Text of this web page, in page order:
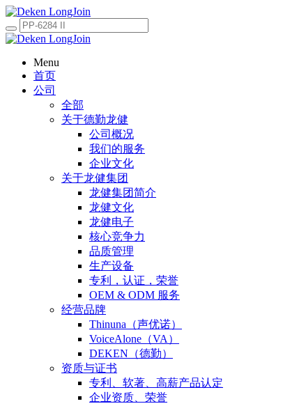
Menu
首页
公司
全部
关于德勤龙健
公司概况
我们的服务
企业文化
关于龙健集团
龙健集团简介
龙健文化
龙健电子
核心竞争力
品质管理
生产设备
专利，认证，荣誉
OEM & ODM 服务
经营品牌
Thinuna（声优诺）
VoiceAlone（VA）
DEKEN（德勤）
资质与证书
专利、软著、高薪产品认定
企业资质、荣誉